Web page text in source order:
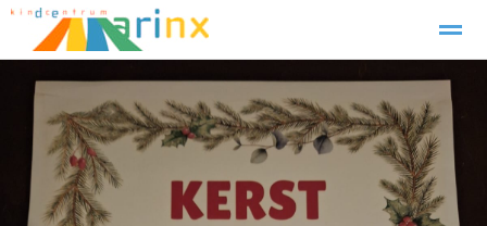
Verlof Aanvragen
Home Facebook